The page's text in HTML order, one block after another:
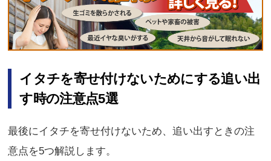
イタチを寄せ付けないためにする追い出
す時の注意点5選
最後にイタチを寄せ付けないため、追い出すときの注
意点を5つ解説します。